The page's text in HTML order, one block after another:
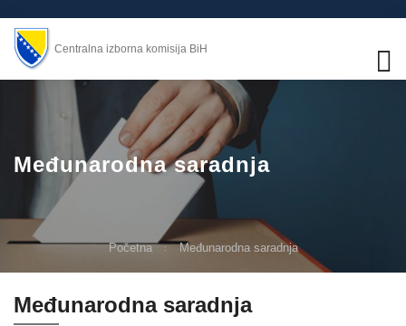
Centralna izborna komisija BiH
Međunarodna saradnja
Početna Međunarodna saradnja
Međunarodna saradnja